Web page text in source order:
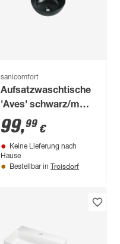
sanicomfort
Aufsatzwaschtische
'Aves' schwarz/matt
Ø 17,9 x 35,8 x 21,5
cm
99,99 €
Keine Lieferung nach
Hause
Bestellbar in Troisdorf